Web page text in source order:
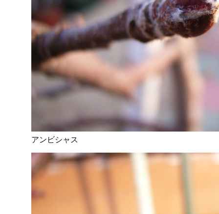
アンビシャス